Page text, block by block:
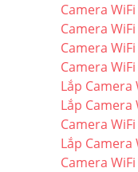
Camera
Camera
Camera
Camera
Lắp Camera
Lắp Camera
Camera
Lắp Camera
Camera